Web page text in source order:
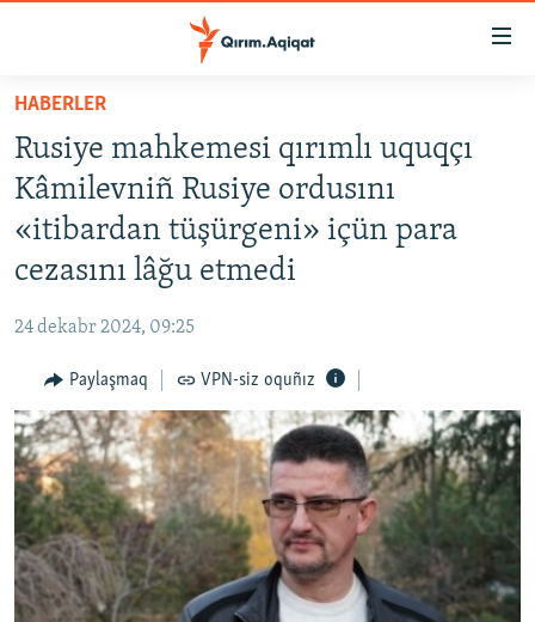
Esas
qaytmaq
Baş
navigatsiyağa
qaytmaq
Qıdıruvğa
SİYASET
İQTİSADİYAT
İNSAN AQLARI
VİDEO
SÜRET
BLOGLAR
FİKİR
Русский
HABERLER
Rusiye mahkemesi qırımlı uquqçı
Kâmilevniñ Rusiye ordusını
«itibardan tüşürgeni» içün para
cezasını lâğu etmedi
24 dekabr 2024, 09:25
Paylaşmaq VPN-siz oquñız